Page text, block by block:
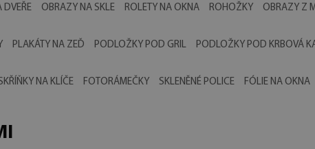
DVEŘE OBRAZY NA SKLE ROLETY NA OKNA ROHOŽKY OBRAZY Z
PLAKÁTY NA ZEĎ PODLOŽKY POD GRIL PODLOŽKY POD KRBOVÁ
NA KLÍČE FOTORÁMEČKY SKLENĚNÉ POLICE FÓLIE NA OKNA